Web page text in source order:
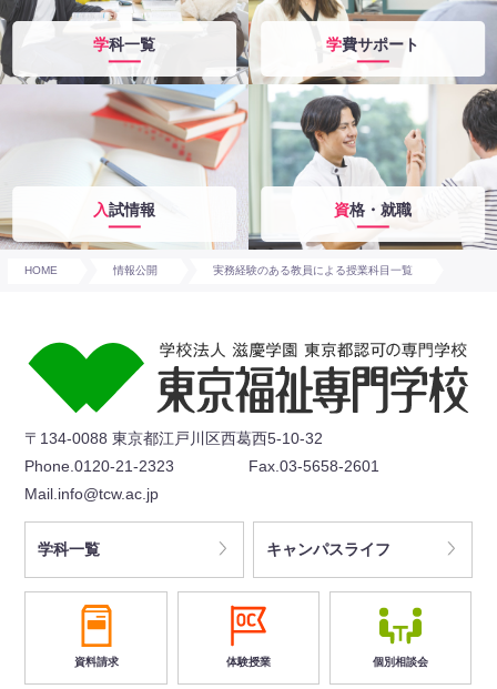
学科一覧 学費サポート
入試情報 資格・就職
HOME 情報公開 実務経験のある教員による授業科目一覧
〒134-0088 東京都江戸川区西葛西5-10-32
Phone.0120-21-2323
Fax.03-5658-2601
Mail.info@tcw.ac.jp
学科一覧 キャンパスライフ
資料請求 体験授業 個別相談会